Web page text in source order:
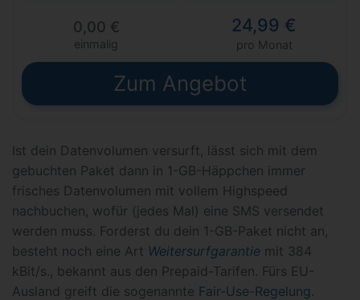
0,00 €
einmalig
24,99 €
pro Monat
Zum Angebot
Ist dein Datenvolumen versurft, lässt sich mit dem
gebuchten Paket dann in 1-GB-Häppchen immer
frisches Datenvolumen mit vollem Highspeed
nachbuchen, wofür (jedes Mal) eine SMS versendet
werden muss. Forderst du dein 1-GB-Paket nicht an,
besteht noch eine Art Weitersurfgarantie mit 384
kBit/s., bekannt aus den Prepaid-Tarifen. Fürs EU-
Ausland greift die sogenannte Fair-Use-Regelung